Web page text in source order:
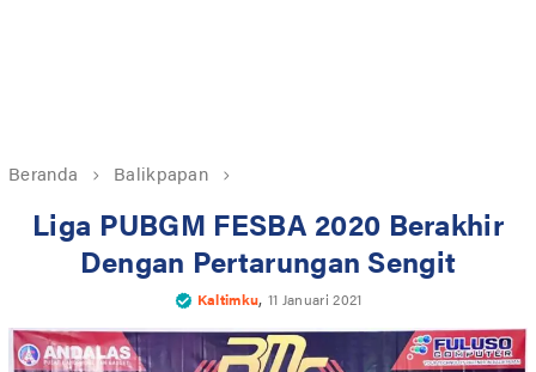
Beranda Balikpapan
Liga PUBGM FESBA 2020 Berakhir
Dengan Pertarungan Sengit
Kaltimku, 11 Januari 2021